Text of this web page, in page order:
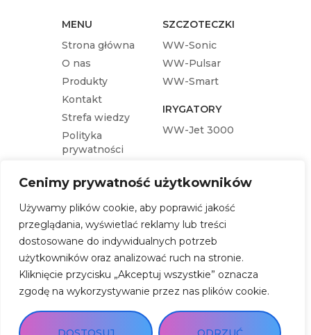
Cenimy prywatność użytkowników
Używamy plików cookie, aby poprawić jakość
przeglądania, wyświetlać reklamy lub treści
dostosowane do indywidualnych potrzeb
użytkowników oraz analizować ruch na stronie.
Kliknięcie przycisku „Akceptuj wszystkie” oznacza
zgodę na wykorzystywanie przez nas plików cookie.
MENU
Strona główna
O nas
Produkty
Kontakt
Strefa wiedzy
Polityka
prywatności
SZCZOTECZKI
WW-Sonic
WW-Pulsar
WW-Smart
IRYGATORY
WW-Jet 3000
KOŃCÓWKI
Końcówka wymienna WW-Sonic
Końcówka wymienna WW-Jet 3000
Końcówka wymienna WW-Smart
SKLEP
KUP
ONLINE